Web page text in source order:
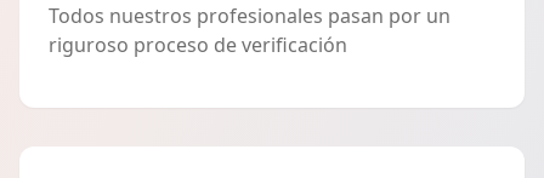
Todos nuestros profesionales pasan por un
riguroso proceso de verificación